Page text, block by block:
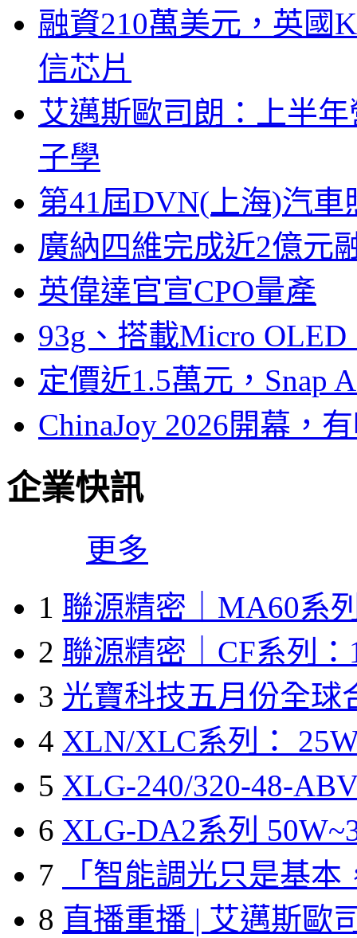
融資210萬美元，英國
信芯片
艾邁斯歐司朗：上半
子學
第41屆DVN(上海)汽
廣納四維完成近2億元
英偉達官宣CPO量產
93g、搭載Micro
定價近1.5萬元，Snap
ChinaJoy 2026開幕，
企業快訊
更多
1 聯源精密｜MA60系
2 聯源精密｜CF系列：
3 光寶科技五月份全球
4 XLN/XLC系列：
5 XLG-240/320-48-
6 XLG-DA2系列
7
「智能調光只是基本
8 直播重播 | 艾邁斯歐